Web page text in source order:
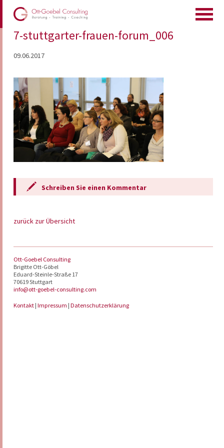
7-stuttgarter-frauen-forum_006
09.06.2017
Schreiben Sie einen Kommentar
zurück zur Übersicht
Ott-Goebel Consulting
Brigitte Ott-Göbel
Eduard-Steinle-Straße 17
70619 Stuttgart
info@ott-goebel-consulting.com
Kontakt |Impressum |Datenschutzerklärung